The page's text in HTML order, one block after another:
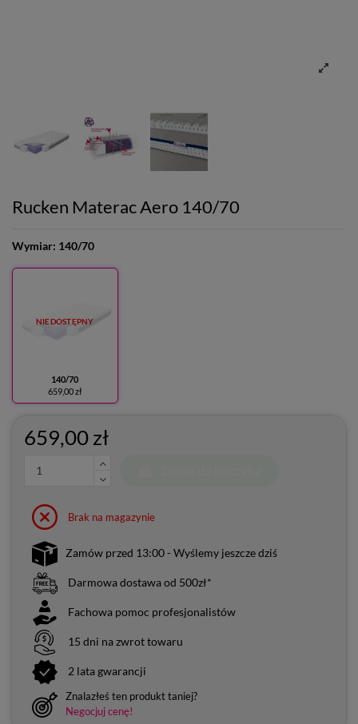
Rucken Materac Aero 140/70
Wymiar: 140/70
NIEDOSTĘPNY
140/70
659,00 zł
659,00 zł
Brak na magazynie
Zamów przed 13:00 - Wyślemy jeszcze dziś
Darmowa dostawa od 500zł*
Fachowa pomoc profesjonalistów
15 dni na zwrot towaru
2 lata gwarancji
Znalazłeś ten produkt taniej?
Negocjuj cenę!